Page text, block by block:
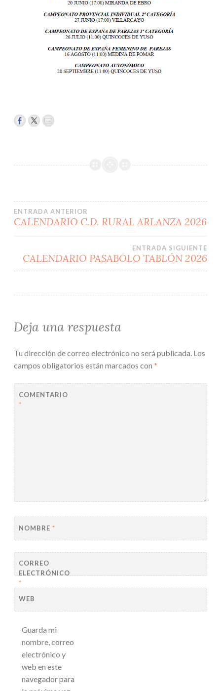
Navegación
entradas
ENTRADA ANTERIOR
CALENDARIO C.D. RURAL ARLANZA 2026
ENTRADA SIGUIENTE
CALENDARIO PASABOLO TABLÓN 2026
Deja una respuesta
Tu dirección de correo electrónico no será publicada. Los
campos obligatorios están marcados con *
COMENTARIO
*
NOMBRE *
CORREO
ELECTRÓNICO
*
WEB
Guarda mi
nombre, correo
electrónico y
web en este
navegador para